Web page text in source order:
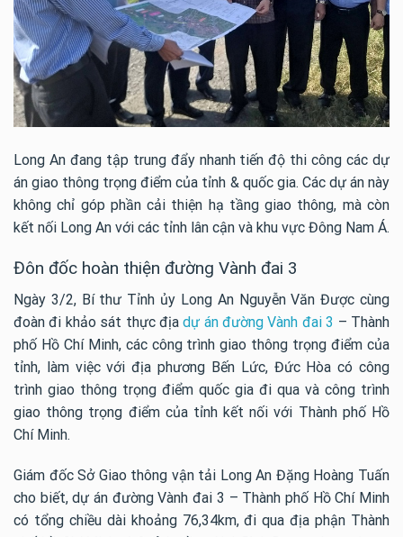
Long An đang tập trung đẩy nhanh tiến độ thi công các dự
án giao thông trọng điểm của tỉnh & quốc gia. Các dự án này
không chỉ góp phần cải thiện hạ tầng giao thông, mà còn
kết nối Long An với các tỉnh lân cận và khu vực Đông Nam Á.
Đôn đốc hoàn thiện đường Vành đai 3
Ngày 3/2, Bí thư Tỉnh ủy Long An Nguyễn Văn Được cùng
đoàn đi khảo sát thực địadự án đường Vành đai 3 – Thành
phố Hồ Chí Minh, các công trình giao thông trọng điểm của
tỉnh, làm việc với địa phương Bến Lức, Đức Hòa có công
trình giao thông trọng điểm quốc gia đi qua và công trình
giao thông trọng điểm của tỉnh kết nối với Thành phố Hồ
Chí Minh.
Giám đốc Sở Giao thông vận tải Long An Đặng Hoàng Tuấn
cho biết, dự án đường Vành đai 3 – Thành phố Hồ Chí Minh
có tổng chiều dài khoảng 76,34km, đi qua địa phận Thành